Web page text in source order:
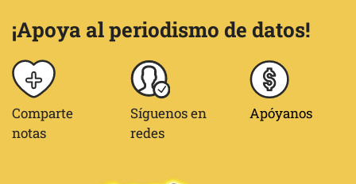
¡Apoya al periodismo de datos!
Comparte
notas
Síguenos en
redes
Apóyanos